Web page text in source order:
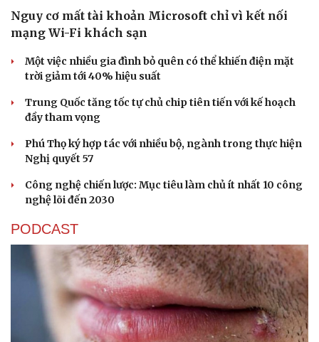
Nguy cơ mất tài khoản Microsoft chỉ vì kết nối
mạng Wi-Fi khách sạn
Một việc nhiều gia đình bỏ quên có thể khiến điện mặt
trời giảm tới 40% hiệu suất
Trung Quốc tăng tốc tự chủ chip tiên tiến với kế hoạch
đầy tham vọng
Phú Thọ ký hợp tác với nhiều bộ, ngành trong thực hiện
Nghị quyết 57
Công nghệ chiến lược: Mục tiêu làm chủ ít nhất 10 công
nghệ lõi đến 2030
PODCAST